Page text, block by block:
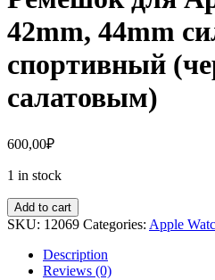
42mm, 44mm
спортивный
салатовым)
600,00₽
1 in stock
Add to cart
SKU: 12069 Categories: Apple
Description
Reviews (0)